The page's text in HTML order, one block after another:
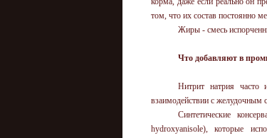
том, что их состав постоянно
Жиры - смесь
Что добавляют в
Нитрит натрия часто
взаимодействии с
Синтетические
hydroxyanisole), которые